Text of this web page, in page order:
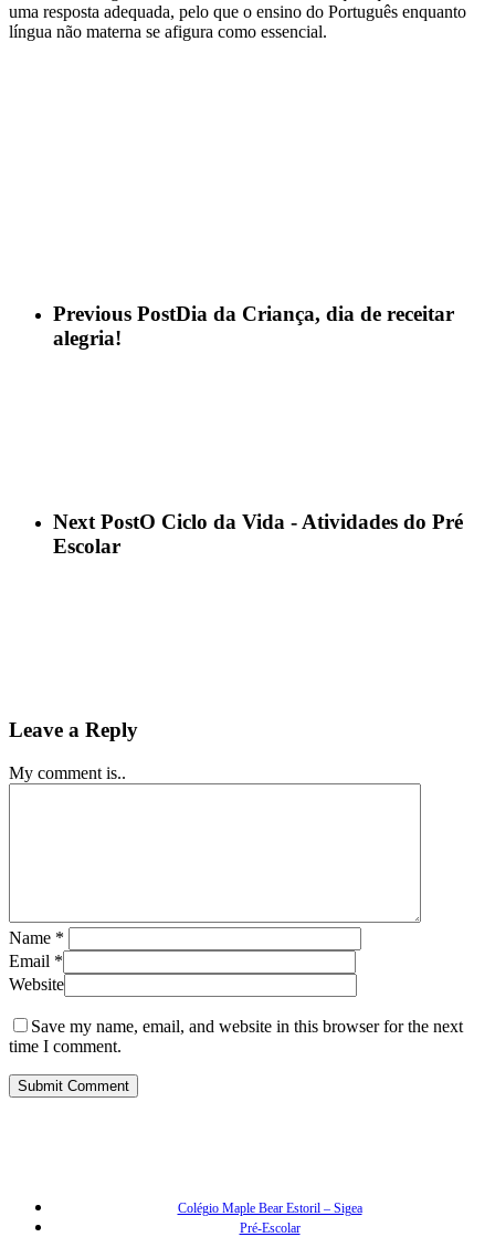
uma resposta adequada, pelo que o ensino do Português enquanto
língua não materna se afigura como essencial.
Previous PostDia da Criança, dia de receitar
alegria!
Next PostO Ciclo da Vida - Atividades do Pré
Escolar
Leave a Reply
My comment is..
Name *
Email *
Website
Save my name, email, and website in this browser for the next
time I comment.
Colégio Maple Bear Estoril – Sigea
Pré-Escolar